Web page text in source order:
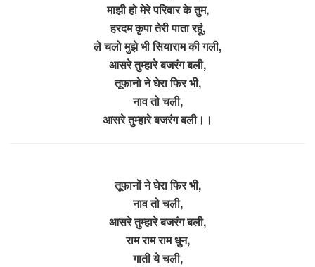
माझी हो मेरे परिवार के तुम,
हरदम कृपा तेरी पाता रहूं,
ले चलो मुझे भी सियाराम की गली,
आसरे तुम्हारे बजरंग बली,
तूफानो ने घेरा फिर भी,
नाव तो चली,
आसरे तुम्हारे बजरंग बली।।
तूफानों ने घेरा फिर भी,
नाव तो चली,
आसरे तुम्हारे बजरंग बली,
राम राम राम धुन,
गाती ये चली,